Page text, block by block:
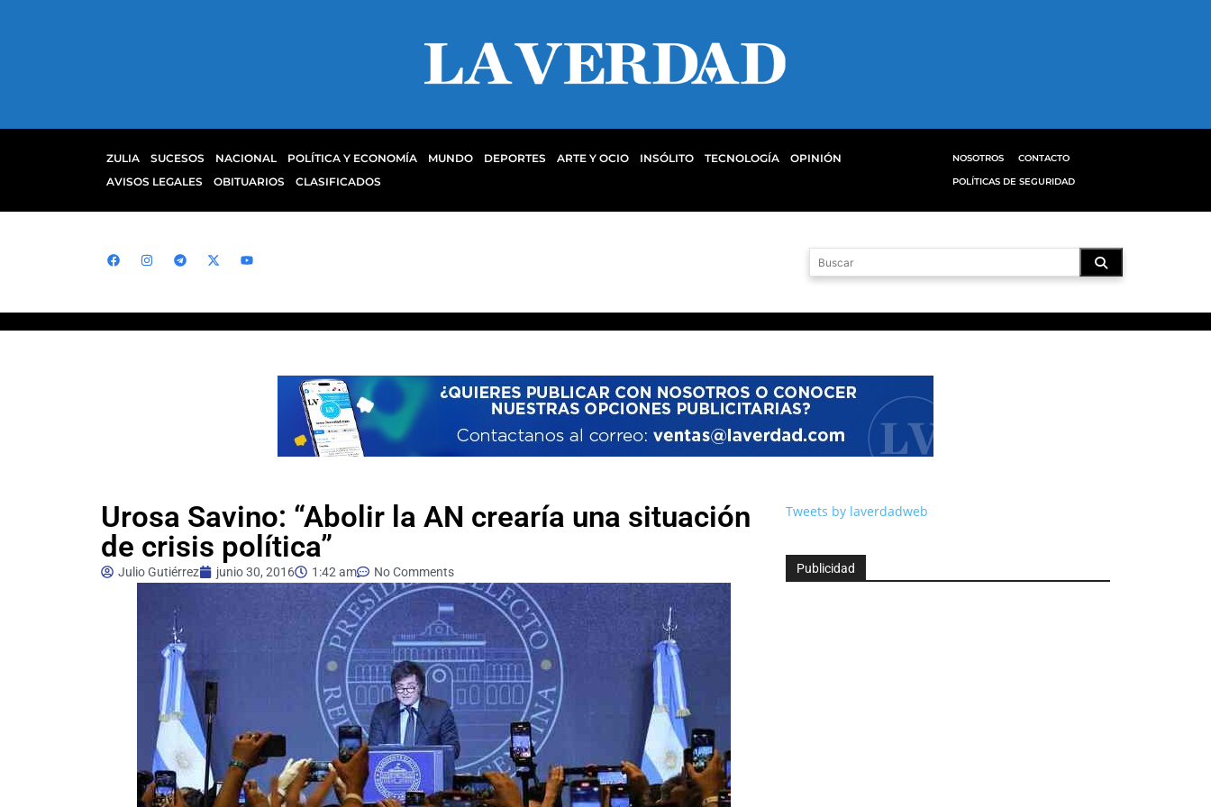
ZULIA SUCESOS NACIONAL POLÍTICA Y ECONOMÍA MUNDO DEPORTES ARTE Y OCIO INSÓLITO TECNOLOGÍA
OPINIÓN
AVISOS LEGALES
OBITUARIOS CLASIFICADOS
NOSOTROS
CONTACTO
POLÍTICAS DE SEGURIDAD
Urosa Savino: “Abolir la AN crearía una situación
de crisis política”
Julio Gutiérrez junio 30, 2016 1:42 am No Comments
Tweets by laverdadweb
Publicidad